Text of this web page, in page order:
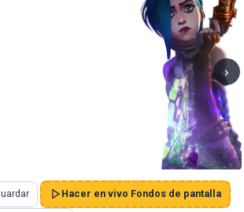
›
Hacer en vivo Fondos de pantalla